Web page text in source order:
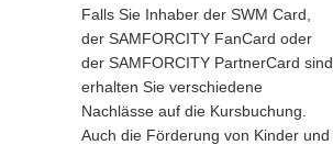
Falls Sie Inhaber der SWM Card,
der SAMFORCITY FanCard oder
der SAMFORCITY PartnerCard sind
erhalten Sie verschiedene
Nachlässe auf die Kursbuchung.
Auch die Förderung von Kinder und